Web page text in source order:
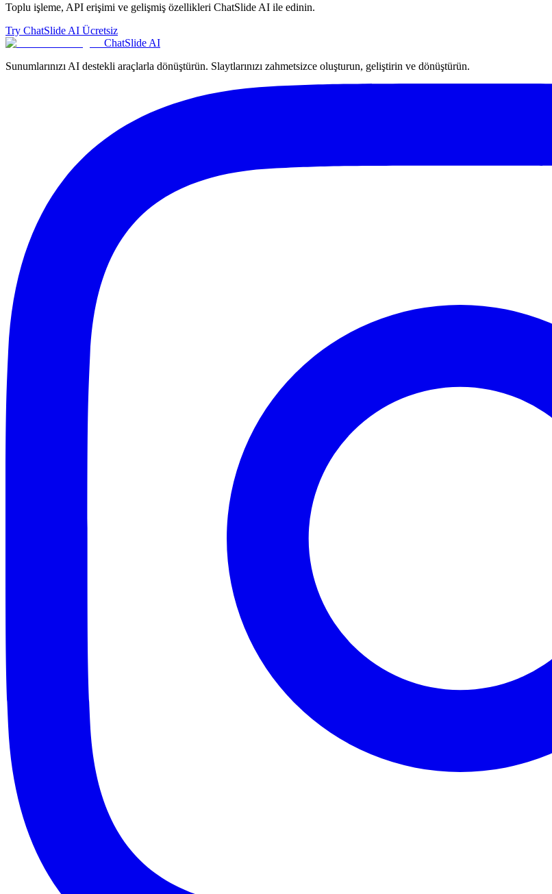
Toplu işleme, API erişimi ve gelişmiş özellikleri ChatSlide AI ile edinin.
Try ChatSlide AI Ücretsiz
ChatSlide AI
Sunumlarınızı AI destekli araçlarla dönüştürün. Slaytlarınızı zahmetsizce oluşturun, geliştirin ve dönüştürün.